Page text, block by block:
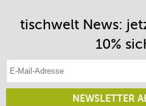
tischwelt News:
10%
NEWSLETTER